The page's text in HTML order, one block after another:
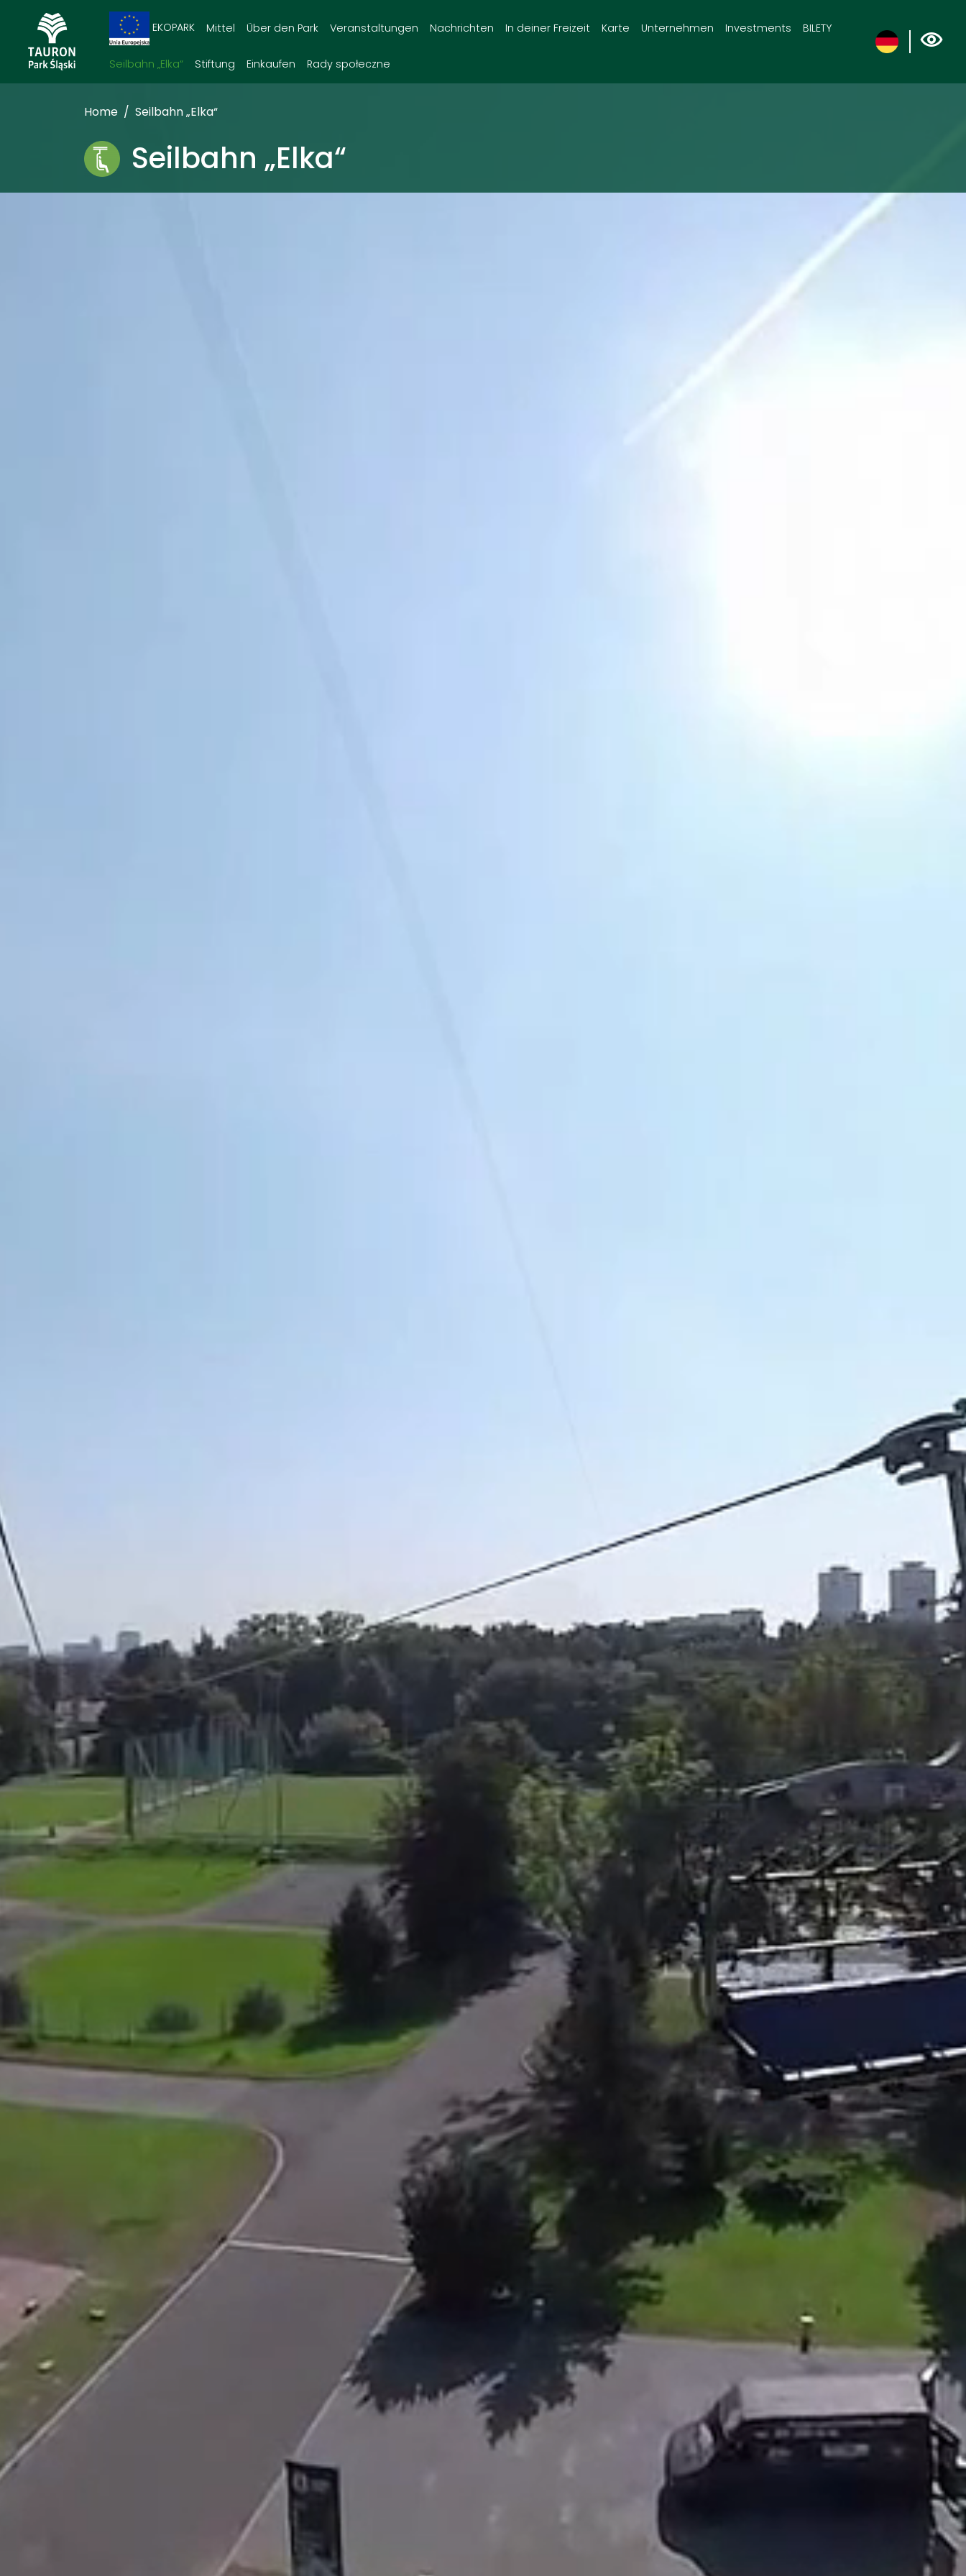
EKOPARK Mittel Über den Park Veranstaltungen Nachrichten In deiner Freizeit Karte Unternehmen Investments BILETY
Seilbahn „Elka“ Stiftung Einkaufen Rady społeczne
Home Seilbahn „Elka“
Seilbahn „Elka“